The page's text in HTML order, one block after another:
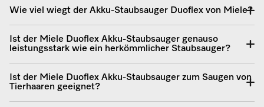
Wie viel wiegt der Akku-Staubsauger Duoflex von Miele?
Ist der Miele Duoflex Akku-Staubsauger genauso
leistungsstark wie ein herkömmlicher Staubsauger?
Ist der Miele Duoflex Akku-Staubsauger zum Saugen von
Tierhaaren geeignet?